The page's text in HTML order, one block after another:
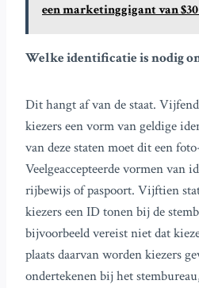
een marketinggigant van
Welke identificatie is nodig
Dit hangt af van de staat.
kiezers een vorm van geldige
van deze staten moet dit een
Veelgeaccepteerde vormen van
rijbewijs of paspoort. Vijftien
kiezers een ID tonen bij de
bijvoorbeeld vereist niet dat
plaats daarvan worden kiezers
ondertekenen bij het